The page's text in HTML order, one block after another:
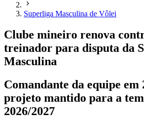
Superliga Masculina de Vôlei
Clube mineiro renova
treinador para disputa da
Masculina
Comandante da equipe em
projeto mantido para a
2026/2027